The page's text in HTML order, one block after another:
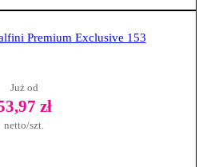
Premium Exclusive 153
Już od
zł
netto/szt.